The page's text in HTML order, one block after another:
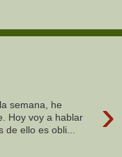
›
semana, he
Hoy voy a hablar
de ello es obli...